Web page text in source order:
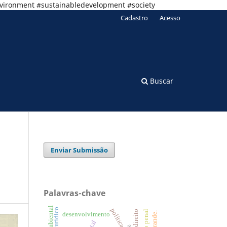
#sustainabledevelopment #society
Buscar
Cadastro Acesso
Enviar Submissão
Palavras-chave
desenvolvimento direito